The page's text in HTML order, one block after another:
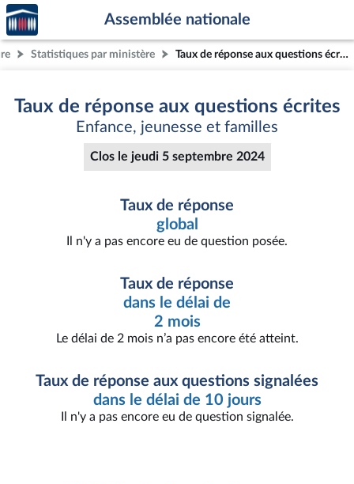
Aller au contenu
Aller en bas de la page
Accèder
à la
page
d'accueil
Assemblée nationale
Statistiques par ministère Taux de réponse aux questions écrites
Taux de réponse aux questions écrites
Enfance, jeunesse et familles
Clos le jeudi 5 septembre 2024
Taux de réponse
global
Il n'y a pas encore eu de question posée.
Taux de réponse
dans le délai de
2 mois
Le délai de 2 mois n’a pas encore été atteint.
Taux de réponse aux questions signalées
dans le délai de 10 jours
Il n'y a pas encore eu de question signalée.